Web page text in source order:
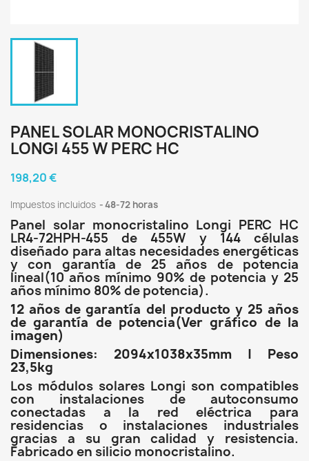
PANEL SOLAR MONOCRISTALINO
LONGI 455 W PERC HC
198,20 €
Impuestos incluidos 48-72 horas
Panel solar monocristalino Longi PERC HC
LR4-72HPH-455 de 455W y 144 células
diseñado para altas necesidades energéticas
y con garantía de 25 años de potencia
lineal(10 años mínimo 90% de potencia y 25
años mínimo 80% de potencia).
12 años de garantía del producto y 25 años
de garantía de potencia(Ver gráfico de la
imagen)
Dimensiones: 2094x1038x35mm | Peso
23,5kg
Los módulos solares Longi son compatibles
con instalaciones de autoconsumo
conectadas a la red eléctrica para
residencias o instalaciones industriales
gracias a su gran calidad y resistencia.
Fabricado en silicio monocristalino.